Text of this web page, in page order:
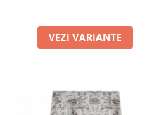
VEZI VARIANTE